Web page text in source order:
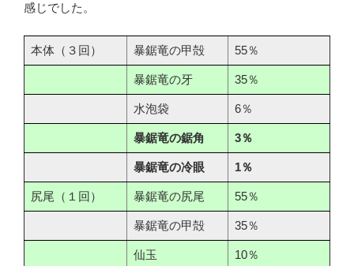
感じでした。
本体（３回） 暴鋸竜の甲殻 55％
暴鋸竜の牙 35％
水泡袋 6％
暴鋸竜の鋸角 3％
暴鋸竜の冷眼 1％
尻尾（１回） 暴鋸竜の尻尾 55％
暴鋸竜の甲殻 35％
仙玉 10％